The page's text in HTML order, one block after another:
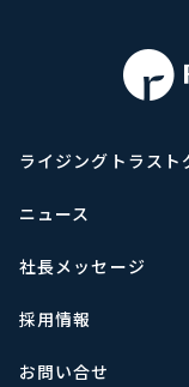
ライジングトラスト
ニュース
社長メッセージ
採用情報
お問い合せ